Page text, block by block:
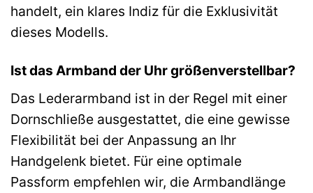
handelt, ein klares Indiz für die Exklusivität
dieses Modells.
Ist das Armband der Uhr größenverstellbar?
Das Lederarmband ist in der Regel mit einer
Dornschließe ausgestattet, die eine gewisse
Flexibilität bei der Anpassung an Ihr
Handgelenk bietet. Für eine optimale
Passform empfehlen wir, die Armbandlänge